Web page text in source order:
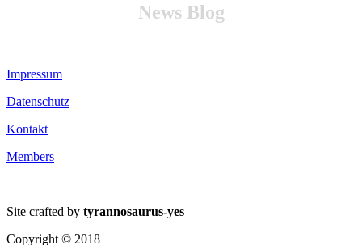
News Blog
Impressum
Datenschutz
Kontakt
Members
Site crafted by tyrannosaurus-yes
Copyright © 2018